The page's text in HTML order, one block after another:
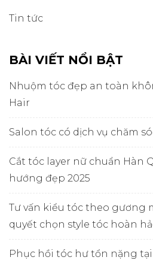
Tin tức
BÀI VIẾT NỔI BẬT
Nhuộm tóc đẹp an toàn
Hair
Salon tóc có dịch vụ chăm
Cắt tóc layer nữ chuẩn Hàn
hướng đẹp 2025
Tư vấn kiểu tóc theo gương
quyết chọn style tóc hoàn
Phục hồi tóc hư tổn nặng